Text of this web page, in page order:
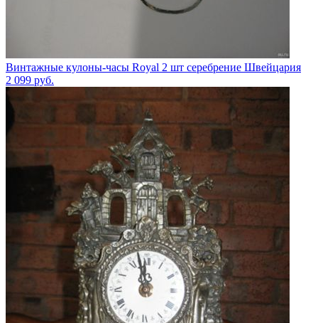
Винтажные кулоны-часы Royal 2 шт серебрение Швейцария
2 099 руб.